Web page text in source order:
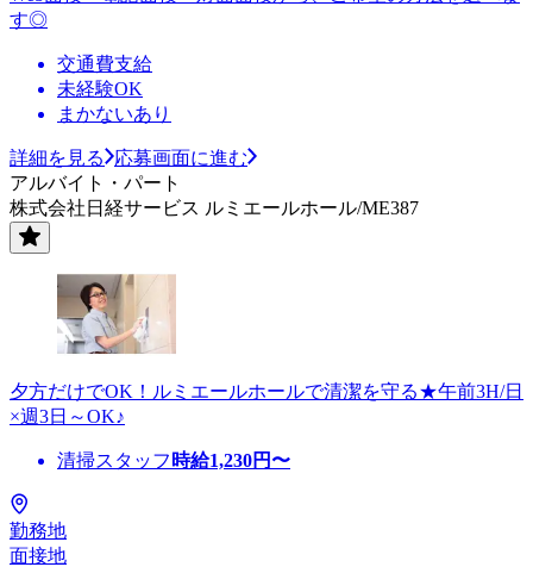
す◎
交通費支給
未経験OK
まかないあり
詳細を見る
応募画面に進む
アルバイト・パート
株式会社日経サービス ルミエールホール/ME387
夕方だけでOK！ルミエールホールで清潔を守る★午前3H/日
×週3日～OK♪
清掃スタッフ 時給1,230円〜
勤務地
面接地